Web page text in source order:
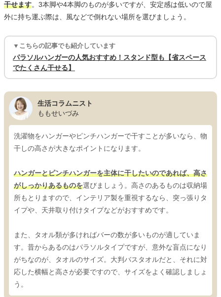
干せます。3本脚や4本脚のものが多いですが、安定感は低いので屋
外に持ち運ぶ際は、風などで倒れない場所を選びましょう。
▼こちらの記事でも紹介しています
パラソルハンガーの人気おすすめ！スタンド型も【省スペース
でたくさん干せる】
生活コラムニスト
ももせいづみ
洗濯物をハンガーやピンチハンガーで干すことが多いなら、物
干しの高さが大きなポイントになります。
ハンガーとピンチハンガーを主体に干したいのであれば、高さ
がしっかりあるものを選びましょう。高さのあるものは収納場
所もとりますので、インテリア製を重視するなら、突っ張りタ
イプや、天井取り付けタイプなどがおすすめです。
また、タオル類が多ければバーの数が多いものが適していま
す。昔からあるのはパラソルタイプですが、意外な盲点になり
がちなのが、タオルのサイズ。大判バスタオルだと、それに対
応した横幅と高さが必要ですので、サイズをよく確認しましょ
う。